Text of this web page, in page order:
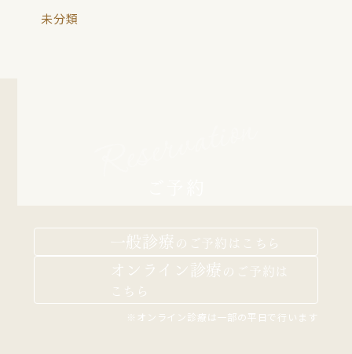
未分類
一般診療 の ご予約はこちら
オンライン診療 の ご予約は
こちら
※オンライン診療は一部の平日で行います